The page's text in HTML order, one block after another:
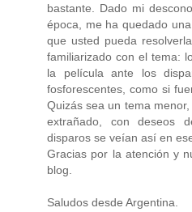
bastante. Dado mi
época, me ha quedado
que usted pueda
familiarizado con el tema:
la película ante los
fosforescentes, como si
Quizás sea un tema
extrañado, con deseos
disparos se veían así en
Gracias por la atención y
blog.
Saludos desde Argentina.